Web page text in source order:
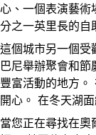
心、一個表演藝術
分之一英里長的自
這個城市另一個受
巴尼舉辦聚會和
豐富活動的地方
開心。 在冬天湖
當您正在尋找在奧